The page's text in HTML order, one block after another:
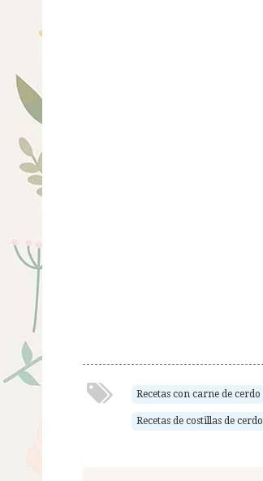
Recetas con carne de cerdo
Recetas de costillas de cerdo